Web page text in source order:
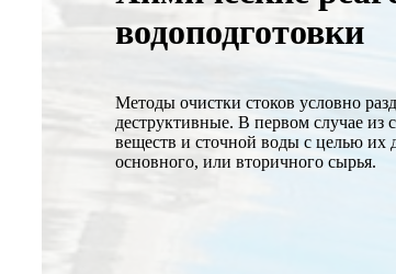
водоподготовки
Методы очистки стоков условно
деструктивные. В первом случае
веществ и сточной воды с целью их
основного, или вторичного сырья.